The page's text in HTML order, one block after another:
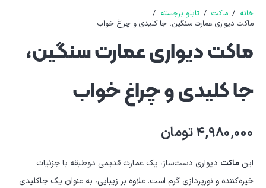
خانه / ماکت / تابلو برجسته /
ماکت دیواری عمارت سنگین، جا کلیدی و چراغ خواب
ماکت دیواری عمارت سنگین،
جا کلیدی و چراغ خواب
4,980,000تومان
این ماکت دیواری دست‌ساز، یک عمارت قدیمی دوطبقه با جزئیات
خیره‌کننده و نورپردازی گرم است. علاوه بر زیبایی، به عنوان یک جاکلیدی